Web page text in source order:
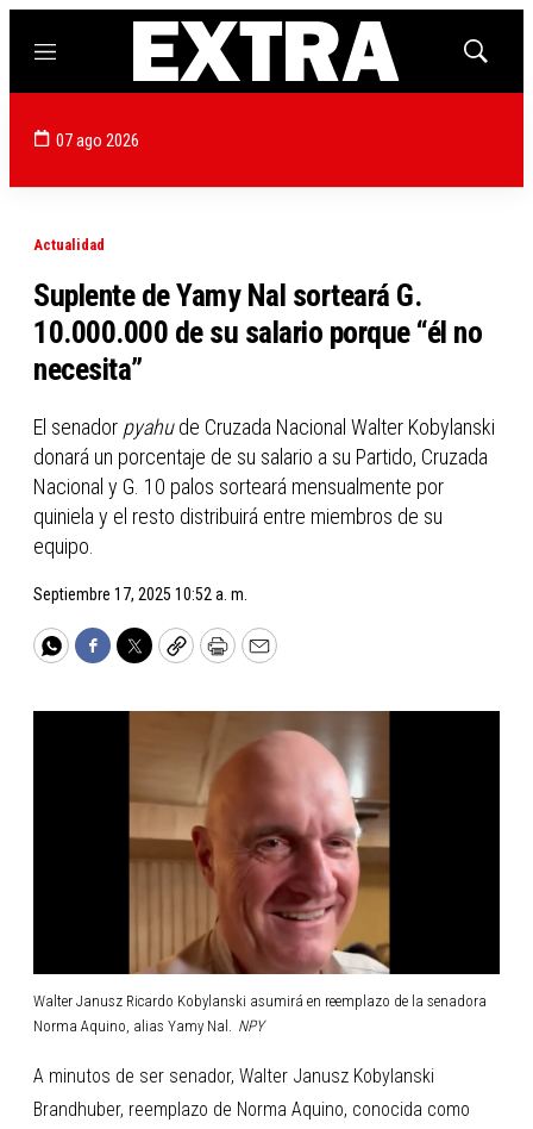
Menú
Mostrar
07 ago 2026
Actualidad
Suplente de Yamy Nal sorteará G.
10.000.000 de su salario porque “él no
necesita”
El senador pyahude Cruzada Nacional Walter Kobylanski
donará un porcentaje de su salario a su Partido, Cruzada
Nacional y G. 10 palos sorteará mensualmente por
quiniela y el resto distribuirá entre miembros de su
equipo.
Septiembre 17, 2025 10:52 a. m.
WhatsApp
Facebook
TwitterCopyPrintEmail
Walter Janusz Ricardo Kobylanski asumirá en reemplazo de la senadora
Norma Aquino, alias Yamy Nal.
NPY
A minutos de ser senador, Walter Janusz Kobylanski
Brandhuber, reemplazo de Norma Aquino, conocida como